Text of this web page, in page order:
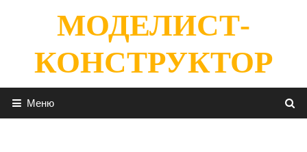
содержимомуМОДЕЛИСТ-
КОНСТРУКТОР
Меню